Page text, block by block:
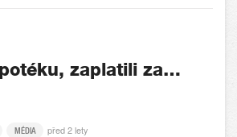
zaplatili za…
MÉDIA před 2 lety